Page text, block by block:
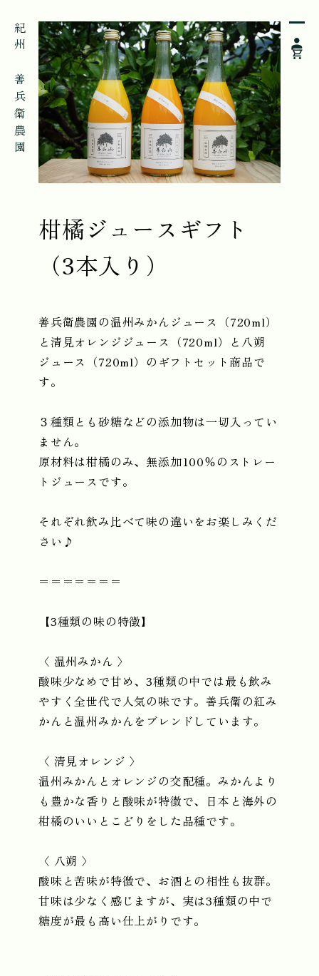
紀州 善兵衛農園
柑橘ジュースギフト
（3本入り）
善兵衛農園の温州みかんジュース（720ml）
と清見オレンジジュース（720ml）と八朔
ジュース（720ml）のギフトセット商品で
す。
３種類とも砂糖などの添加物は一切入ってい
ません。
原材料は柑橘のみ、無添加100％のストレー
トジュースです。
それぞれ飲み比べて味の違いをお楽しみくだ
さい♪
＝＝＝＝＝＝＝
【3種類の味の特徴】
〈 温州みかん 〉
酸味少なめで甘め、3種類の中では最も飲み
やすく全世代で人気の味です。善兵衛の紅み
かんと温州みかんをブレンドしています。
〈 清見オレンジ 〉
温州みかんとオレンジの交配種。みかんより
も豊かな香りと酸味が特徴で、日本と海外の
柑橘のいいとこどりをした品種です。
〈 八朔 〉
酸味と苦味が特徴で、お酒との相性も抜群。
甘味は少なく感じますが、実は3種類の中で
糖度が最も高い仕上がりです。